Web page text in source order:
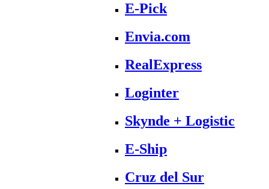
E-Pick
Envia.com
RealExpress
Loginter
Skynde + Logistic
E-Ship
Cruz del Sur